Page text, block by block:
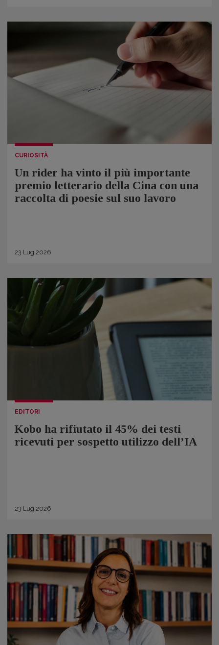
CURIOSITÀ
Un rider ha vinto il più importante
premio letterario della Cina con una
raccolta di poesie sul suo lavoro
23 Lug 2026
EDITORI
Kobo ha rifiutato il 45% dei testi
ricevuti per sospetto utilizzo dell’IA
23 Lug 2026